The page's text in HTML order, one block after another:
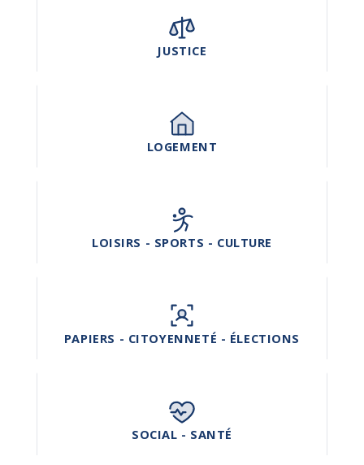
JUSTICE
LOGEMENT
LOISIRS - SPORTS - CULTURE
PAPIERS - CITOYENNETÉ - ÉLECTIONS
SOCIAL - SANTÉ